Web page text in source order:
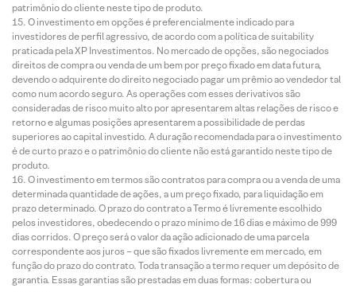
patrimônio do cliente neste tipo de produto.
O investimento em opções é preferencialmente indicado para
investidores de perfil agressivo, de acordo com a política de suitability
praticada pela XP Investimentos. No mercado de opções, são negociados
direitos de compra ou venda de um bem por preço fixado em data futura,
devendo o adquirente do direito negociado pagar um prêmio ao vendedor tal
como num acordo seguro. As operações com esses derivativos são
consideradas de risco muito alto por apresentarem altas relações de risco e
retorno e algumas posições apresentarem a possibilidade de perdas
superiores ao capital investido. A duração recomendada para o investimento
é de curto prazo e o patrimônio do cliente não está garantido neste tipo de
produto.
O investimento em termos são contratos para compra ou a venda de uma
determinada quantidade de ações, a um preço fixado, para liquidação em
prazo determinado. O prazo do contrato a Termo é livremente escolhido
pelos investidores, obedecendo o prazo mínimo de 16 dias e máximo de 999
dias corridos. O preço será o valor da ação adicionado de uma parcela
correspondente aos juros – que são fixados livremente em mercado, em
função do prazo do contrato. Toda transação a termo requer um depósito de
garantia. Essas garantias são prestadas em duas formas: cobertura ou